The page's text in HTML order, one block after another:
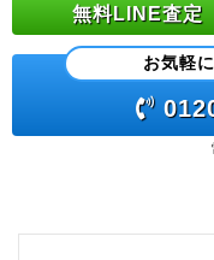
無料LINE査定
お気軽